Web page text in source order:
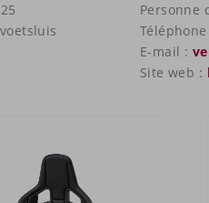
Personne
Téléphone
E-mail :
Site web :